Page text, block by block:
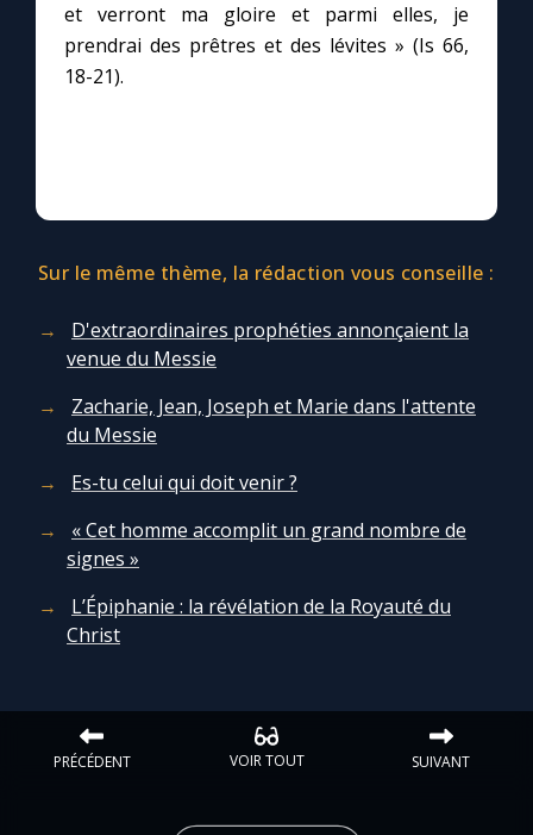
et verront ma gloire et parmi elles, je
prendrai des prêtres et des lévites » (Is 66,
18-21).
Sur le même thème, la rédaction vous conseille :
D'extraordinaires prophéties annonçaient la
venue du Messie
Zacharie, Jean, Joseph et Marie dans l'attente
du Messie
Es-tu celui qui doit venir ?
« Cet homme accomplit un grand nombre de
signes »
L’Épiphanie : la révélation de la Royauté du
Christ
PRÉCÉDENT VOIR TOUT SUIVANT